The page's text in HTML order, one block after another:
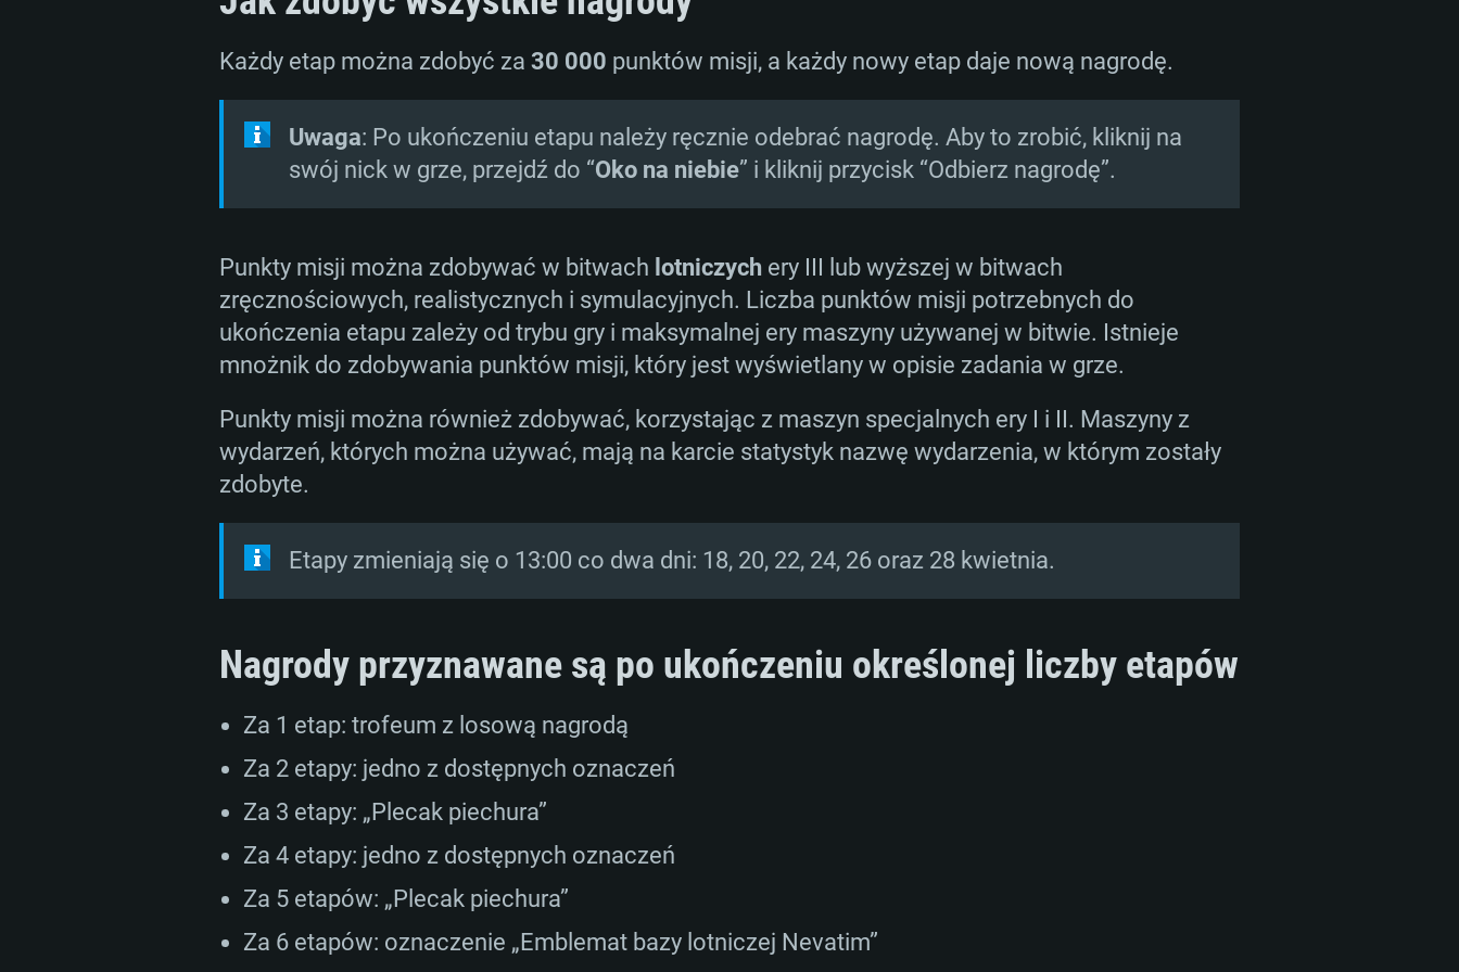
Każdy etap można zdobyć za 30 000 punktów misji, a każdy nowy etap daje nową nagrodę.
Uwaga: Po ukończeniu etapu należy ręcznie odebrać nagrodę. Aby to zrobić, kliknij na
swój nick w grze, przejdź do “Oko na niebie” i kliknij przycisk “Odbierz nagrodę”.
Punkty misji można zdobywać w bitwach lotniczych ery III lub wyższej w bitwach
zręcznościowych, realistycznych i symulacyjnych. Liczba punktów misji potrzebnych do
ukończenia etapu zależy od trybu gry i maksymalnej ery maszyny używanej w bitwie. Istnieje
mnożnik do zdobywania punktów misji, który jest wyświetlany w opisie zadania w grze.
Punkty misji można również zdobywać, korzystając z maszyn specjalnych ery I i II. Maszyny z
wydarzeń, których można używać, mają na karcie statystyk nazwę wydarzenia, w którym zostały
zdobyte.
Etapy zmieniają się o 13:00 co dwa dni: 18, 20, 22, 24, 26 oraz 28 kwietnia.
Nagrody przyznawane są po ukończeniu określonej liczby etapów
Za 1 etap: trofeum z losową nagrodą
Za 2 etapy: jedno z dostępnych oznaczeń
Za 3 etapy: „Plecak piechura”
Za 4 etapy: jedno z dostępnych oznaczeń
Za 5 etapów: „Plecak piechura”
Za 6 etapów: oznaczenie „Emblemat bazy lotniczej Nevatim”